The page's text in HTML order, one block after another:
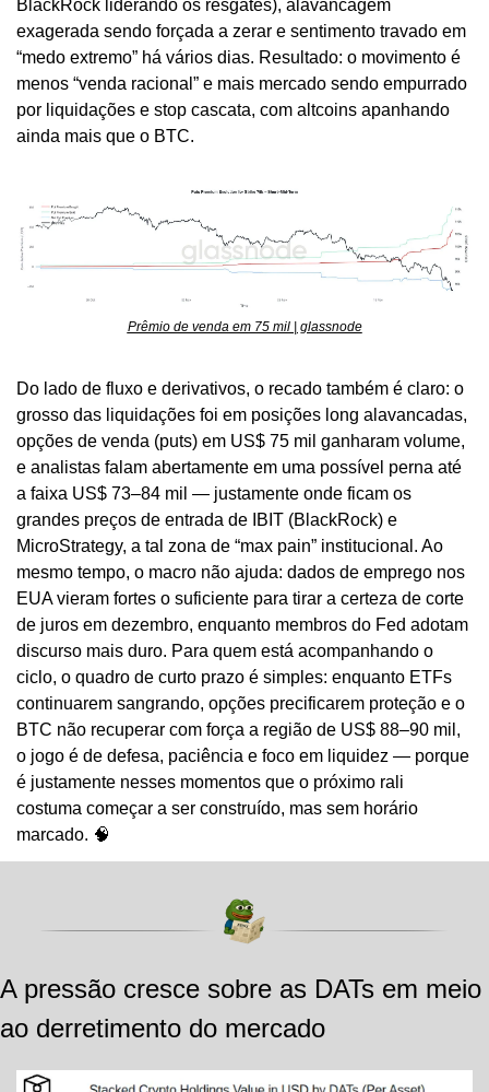
BlackRock liderando os resgates), alavancagem
exagerada sendo forçada a zerar e sentimento travado em
“medo extremo” há vários dias. Resultado: o movimento é
menos “venda racional” e mais mercado sendo empurrado
por liquidações e stop cascata, com altcoins apanhando
ainda mais que o BTC.
Prêmio de venda em 75 mil | glassnode
Do lado de fluxo e derivativos, o recado também é claro: o
grosso das liquidações foi em posições long alavancadas,
opções de venda (puts) em US$ 75 mil ganharam volume,
e analistas falam abertamente em uma possível perna até
a faixa US$ 73–84 mil — justamente onde ficam os
grandes preços de entrada de IBIT (BlackRock) e
MicroStrategy, a tal zona de “max pain” institucional. Ao
mesmo tempo, o macro não ajuda: dados de emprego nos
EUA vieram fortes o suficiente para tirar a certeza de corte
de juros em dezembro, enquanto membros do Fed adotam
discurso mais duro. Para quem está acompanhando o
ciclo, o quadro de curto prazo é simples: enquanto ETFs
continuarem sangrando, opções precificarem proteção e o
BTC não recuperar com força a região de US$ 88–90 mil,
o jogo é de defesa, paciência e foco em liquidez — porque
é justamente nesses momentos que o próximo rali
costuma começar a ser construído, mas sem horário
marcado. 🧠
A pressão cresce sobre as DATs em meio
ao derretimento do mercado